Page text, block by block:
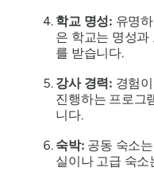
학교 명성: 유명
은 학교는 명성과
를 받습니다.
강사 경력: 경험
진행하는 프로그
니다.
숙박: 공동 숙소
실이나 고급 숙소